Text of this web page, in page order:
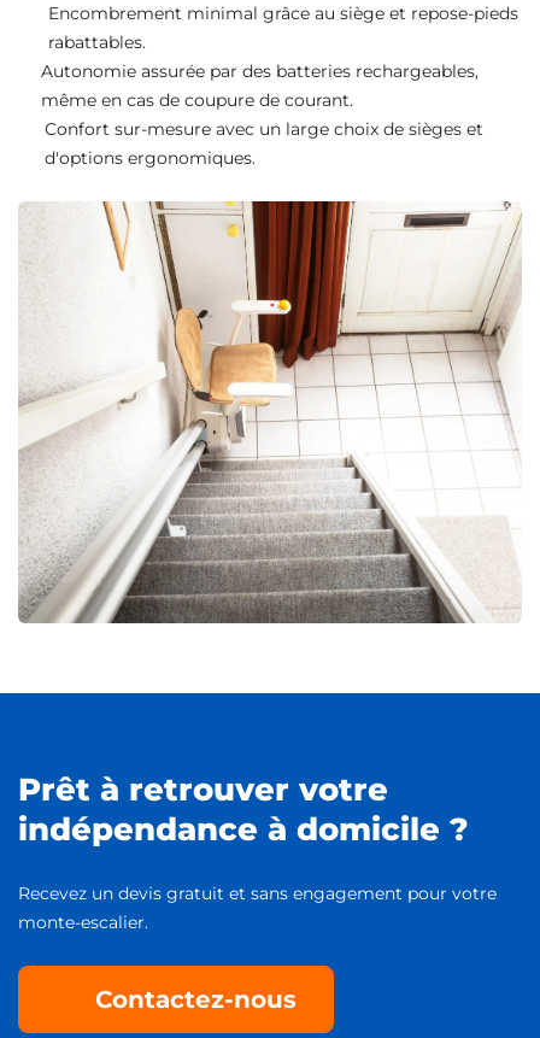
Encombrement minimal grâce au siège et repose-pieds
rabattables.
Autonomie assurée par des batteries rechargeables,
même en cas de coupure de courant.
Confort sur-mesure avec un large choix de sièges et
d'options ergonomiques.
Prêt à retrouver votre
indépendance à domicile ?
Recevez un devis gratuit et sans engagement pour votre
monte-escalier.
Contactez-nous